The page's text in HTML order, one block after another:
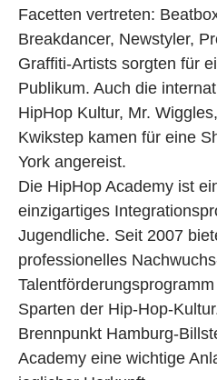
Facetten vertreten:
Breakdancer, Newstyler,
Graffiti-Artists sorgten für
Publikum. Auch die
HipHop Kultur, Mr.
Kwikstep kamen für eine
York angereist.
Die HipHop Academy ist
einzigartiges
Jugendliche. Seit 2007
professionelles
Sparten der Hip-Hop-
Brennpunkt Hamburg-
Academy eine wichtige